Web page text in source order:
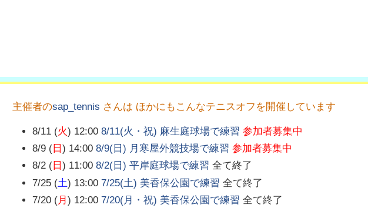
主催者のsap_tennis さんは ほかにもこんなテニスオフを開催しています
8/11 (火) 12:00 8/11(火・祝) 麻生庭球場で練習 参加者募集中
8/9 (日 ) 14:00 8/9(日) 月寒屋外競技場で練習 参加者募集中
8/2 (日 ) 11:00 8/2(日) 平岸庭球場で練習 全て終了
7/25 (土) 13:00 7/25(土) 美香保公園で練習 全て終了
7/20 (月 ) 12:00 7/20(月・祝) 美香保公園で練習 全て終了